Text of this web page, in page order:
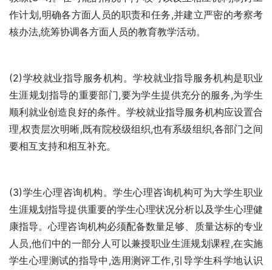
作计划,明确各方面人员的职责和任务,并建立严密的考察考
核办法,统筹协调各方面人员的教育教学活动。
(2)学校就业指导服务机构。学校就业指导服务机构是职业
生涯规划指导的重要部门,要为学生提供充分的服务,为学生
顺利就业创造良好的条件。学校就业指导服务机构应设置合
理,权责层次明晰,既有院校级组织,也有系级组织,各部门之间
要相互支持和相互补充。
(3)学生心理咨询机构。学生心理咨询机构可为大学生职业
生涯规划指导提供重要的学生心理状况分析以及学生心理健
康指导。心理咨询机构必须配备数量足够、质量达标的专业
人员,他们中的一部分人可以兼授职业生涯规划课程,在实施
学生心理测试的指导中,选用测评工作,引导学生科学地认识